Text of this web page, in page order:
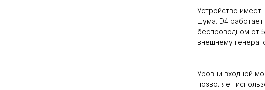
Устройство имеет
шума. D4
беспроводном от
внешнему
Уровни входной
позволяет